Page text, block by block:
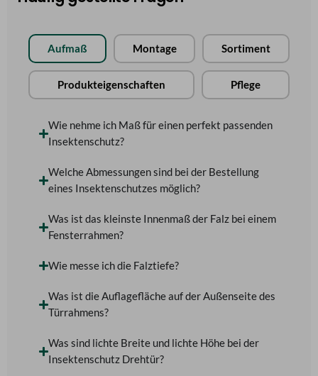
Aufmaß Montage Sortiment
Produkteigenschaften Pflege
Wie nehme ich Maß für einen perfekt passenden
Insektenschutz?
Welche Abmessungen sind bei der Bestellung
eines Insektenschutzes möglich?
Was ist das kleinste Innenmaß der Falz bei einem
Fensterrahmen?
Wie messe ich die Falztiefe?
Was ist die Auflagefläche auf der Außenseite des
Türrahmens?
Was sind lichte Breite und lichte Höhe bei der
Insektenschutz Drehtür?